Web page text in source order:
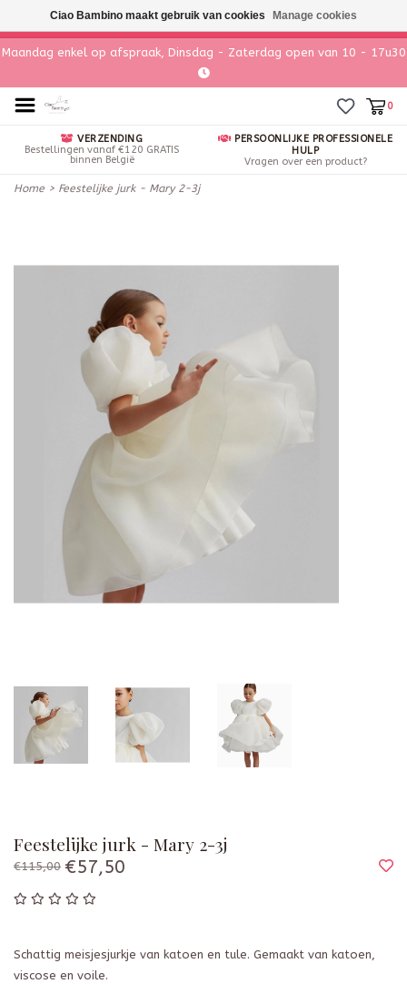
Maandag enkel op afspraak, Dinsdag - Zaterdag open van 10 - 17u30
0
VERZENDING
Bestellingen vanaf €120 GRATIS
binnen België
PERSOONLIJKE PROFESSIONELE
HULP
Vragen over een product?
Home > Feestelijke jurk - Mary 2-3j
Feestelijke jurk - Mary 2-3j
€115,00 €57,50
Schattig meisjesjurkje van katoen en tule. Gemaakt van katoen,
viscose en voile.
Ciao Bambino maakt gebruik van cookies Manage cookies